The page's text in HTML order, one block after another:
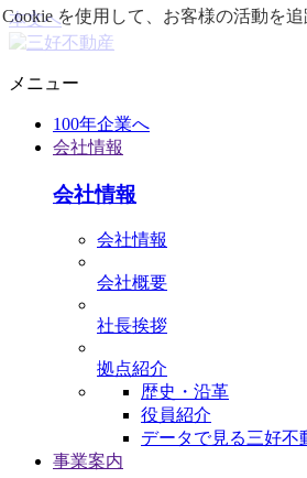
本文へ
メニュー
100年企業へ
会社情報
会社情報
会社情報
会社概要
社⻑挨拶
拠点紹介
歴史・沿革
役員紹介
データで⾒る三好不
事業案内
Cookie を使用して、お客様の活動を